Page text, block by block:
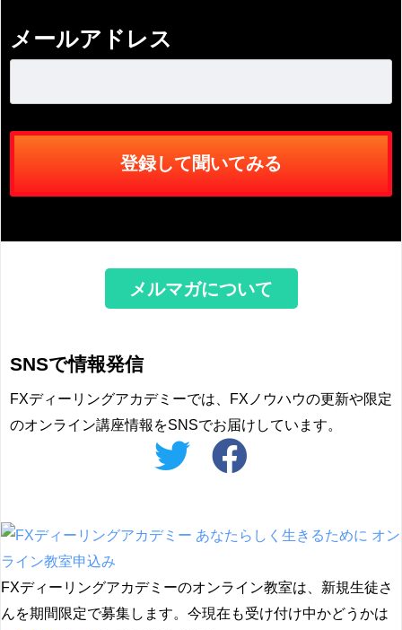
メールアドレス
メルマガについて
SNSで情報発信
FXディーリングアカデミーでは、FXノウハウの更新や限定
のオンライン講座情報をSNSでお届けしています。
FXディーリングアカデミーのオンライン教室は、新規生徒さ
んを期間限定で募集します。今現在も受け付け中かどうかは